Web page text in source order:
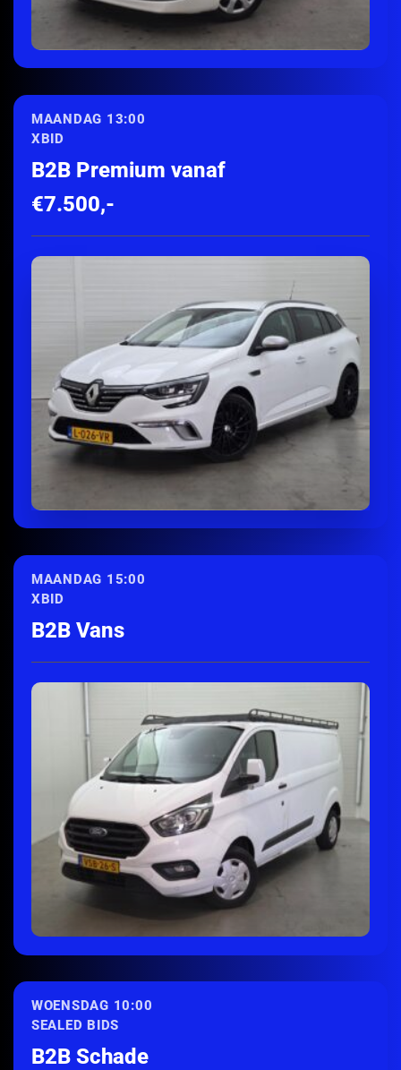
ONTDEK MEER
MAANDAG 13:00
XBID
B2B Premium vanaf
€7.500,-
ONTDEK MEER
MAANDAG 15:00
XBID
B2B Vans
ONTDEK MEER
WOENSDAG 10:00
SEALED BIDS
B2B Schade